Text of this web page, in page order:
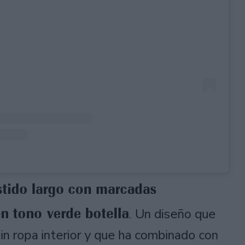
largo con marcadas
tono verde botella. Un diseño que
ropa interior y que ha combinado con